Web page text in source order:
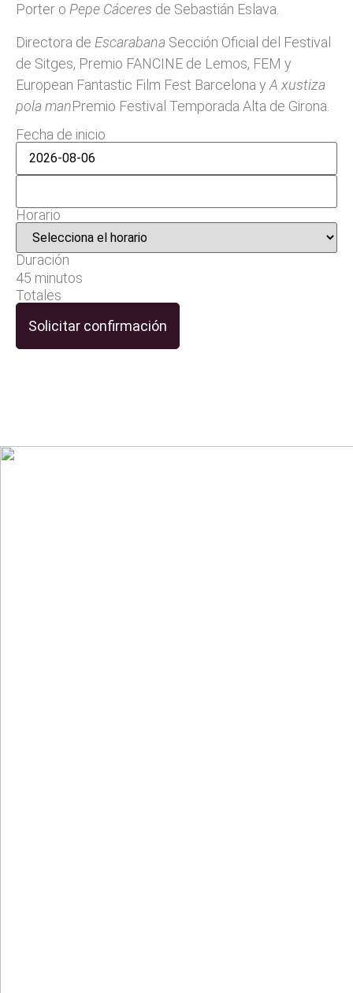
Porter o Pepe Cáceres de Sebastián Eslava.
Directora de Escarabana Sección Oficial del Festival
de Sitges, Premio FANCINE de Lemos, FEM y
European Fantastic Film Fest Barcelona y A xustiza
pola manPremio Festival Temporada Alta de Girona.
Fecha de inicio
Horario
Duración
45 minutos
Totales
Solicitar confirmación